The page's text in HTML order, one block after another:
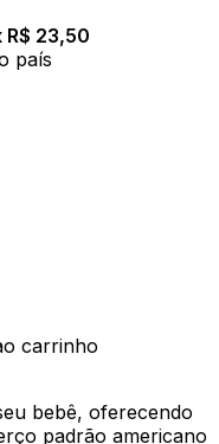
R$ 23,50
país
carrinho
bebê, oferecendo
padrão americano